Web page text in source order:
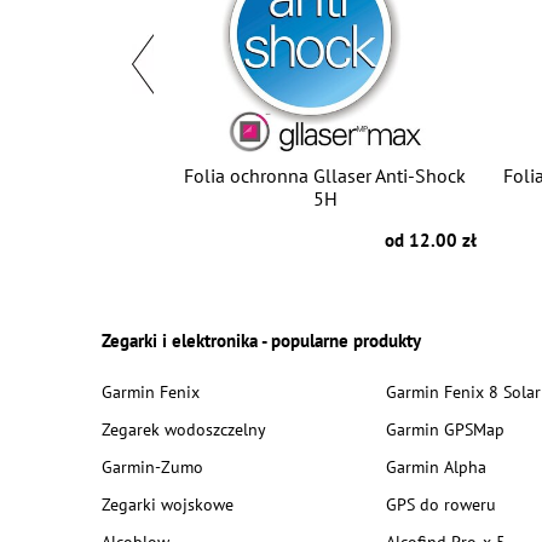
Folia ochronna Gllaser Anti-Shock
5H
od 12.00 zł
Zegarki i elektronika - popularne produkty
Garmin Fenix
Garmin Fenix 8 Solar
Zegarek wodoszczelny
Garmin GPSMap
Garmin-Zumo
Garmin Alpha
Zegarki wojskowe
GPS do roweru